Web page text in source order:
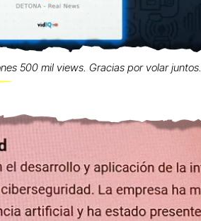
500 mil views. Gracias por volar juntos.